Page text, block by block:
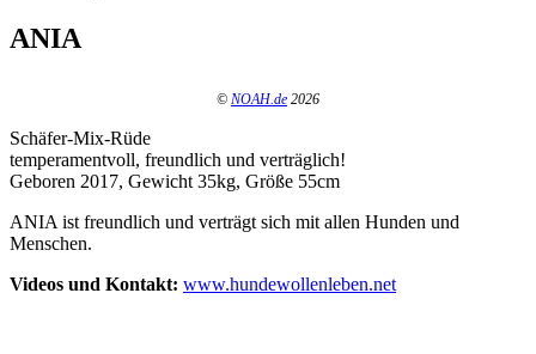
ANIA
© NOAH.de 2026
Schäfer-Mix-Rüde
temperamentvoll, freundlich und verträglich!
Geboren 2017, Gewicht 35kg, Größe 55cm
ANIA ist freundlich und verträgt sich mit allen Hunden und
Menschen.
Videos und Kontakt: www.hundewollenleben.net